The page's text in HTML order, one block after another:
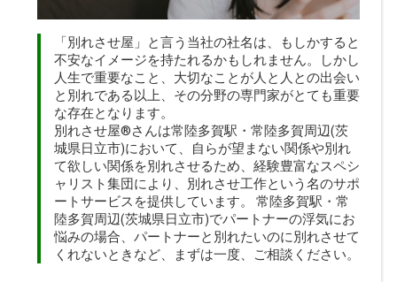
「別れさせ屋 」と言う当社の社名は、もしかすると
不安なイメージを持たれるかもしれません。しかし
人生で重要なこと、大切なことが人と人との出会い
と別れである以上、その分野の専門家がとても重要
な存在となります。
別れさせ屋®さんは常陸多賀駅・常陸多賀周辺(茨
城県日立市)において、自らが望まない関係や別れ
て欲しい関係を別れさせるため、経験豊富なスペシ
ャリスト集団により、 別れさせ工作という名のサポ
ートサービスを提供しています。 常陸多賀駅・常
陸多賀周辺(茨城県日立市)でパートナーの浮気にお
悩みの場合、パートナーと別れたいのに別れさせて
くれないときなど、まずは一度、ご相談ください。